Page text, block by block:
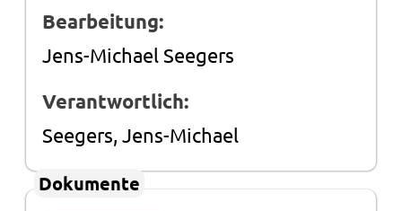
Bearbeitung:
Jens-Michael Seegers
Verantwortlich:
Seegers, Jens-Michael
Dokumente